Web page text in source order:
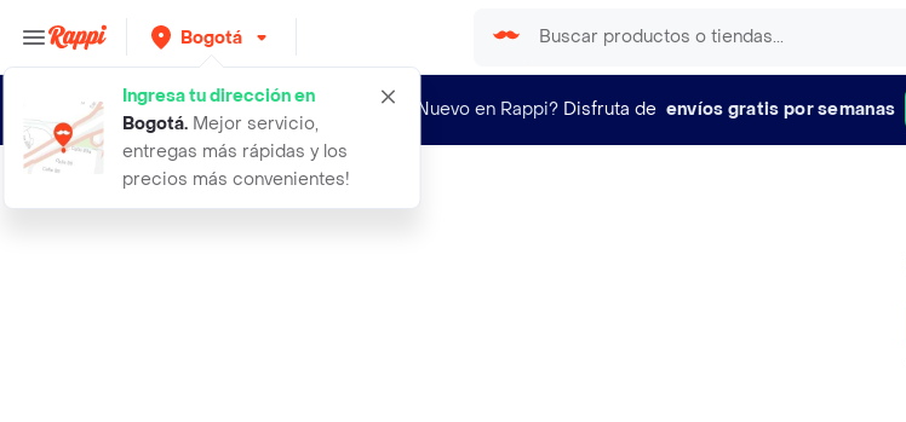
Bogotá
Ingresa tu dirección en
Bogotá. Mejor servicio,
entregas más rápidas y los
precios más convenientes!
¿Nuevo en Rappi? Disfruta de envíos gratis por semanas
3 esencia de acido salicilico bioaq